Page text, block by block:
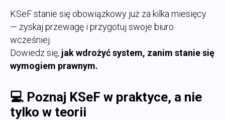
KSeF stanie się obowiązkowy już za kilka miesięcy
— zyskaj przewagę i przygotuj swoje biuro
wcześniej.
Dowiedz się, jak wdrożyć system, zanim stanie się
wymogiem prawnym.
💻 Poznaj KSeF w praktyce, a nie
tylko w teorii